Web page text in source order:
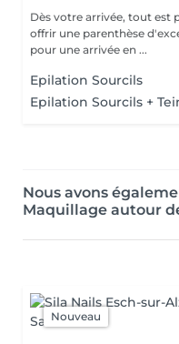
Dès votre arrivée, tout est
offrir une parenthèse d'exception : - Parking
pour une arrivée en ...
Epilation Sourcils
Epilation Sourcils +
Nous avons
Maquillage autour
Nouveau